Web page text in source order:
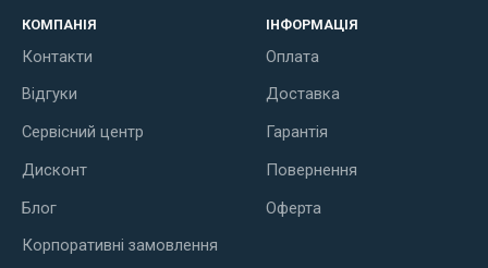
КОМПАНІЯ
Контакти
Відгуки
Сервісний центр
Дисконт
Блог
Корпоративні замовлення
ІНФОРМАЦІЯ
Оплата
Доставка
Гарантія
Повернення
Оферта